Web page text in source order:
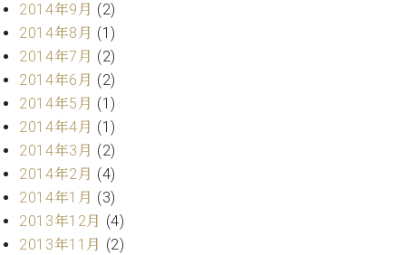
2014年9月 (2)
2014年8月 (1)
2014年7月 (2)
2014年6月 (2)
2014年5月 (1)
2014年4月 (1)
2014年3月 (2)
2014年2月 (4)
2014年1月 (3)
2013年12月 (4)
2013年11月 (2)